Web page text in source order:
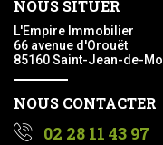
NOUS SITUER
L'Empire Immobilier
66 avenue d'Orouët
85160 Saint-Jean-de-
NOUS CONTACTER
02 28 11 43 97